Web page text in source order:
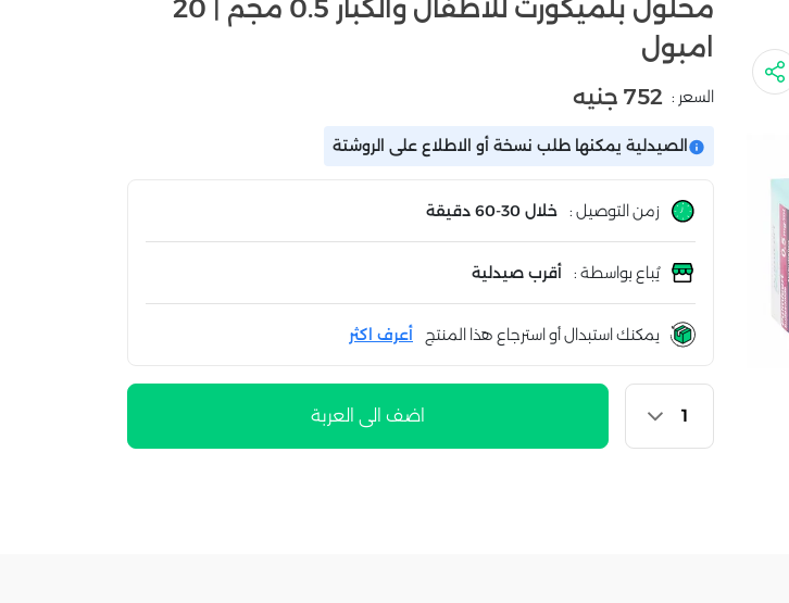
محلول بلميكورت للاطفال والكبار 0.5 مجم | 20
امبول
السعر : 752 جنيه
الصيدلية يمكنها طلب نسخة أو الاطلاع على الروشتة
زمن التوصيل : خلال 30-60 دقيقة
يُباع بواسطة : أقرب صيدلية
يمكنك استبدال أو استرجاع هذا المنتج أعرف اكثر
اضف الى العربة